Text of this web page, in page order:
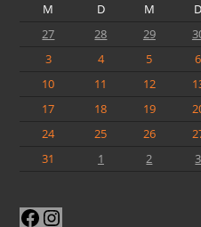
M D M D
27
28 29
3
4 5 6
10
11 12
17
18 19
24
25 26
31
1 2 3
Facebook